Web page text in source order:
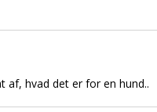
af, hvad det er for en hund..